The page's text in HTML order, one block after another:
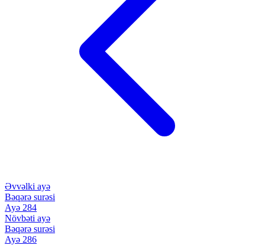
Əvvəlki ayə
Bəqərə surəsi
Ayə 284
Növbəti ayə
Bəqərə surəsi
Ayə 286